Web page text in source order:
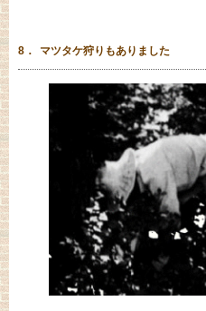
8． マツタケ狩りもありました